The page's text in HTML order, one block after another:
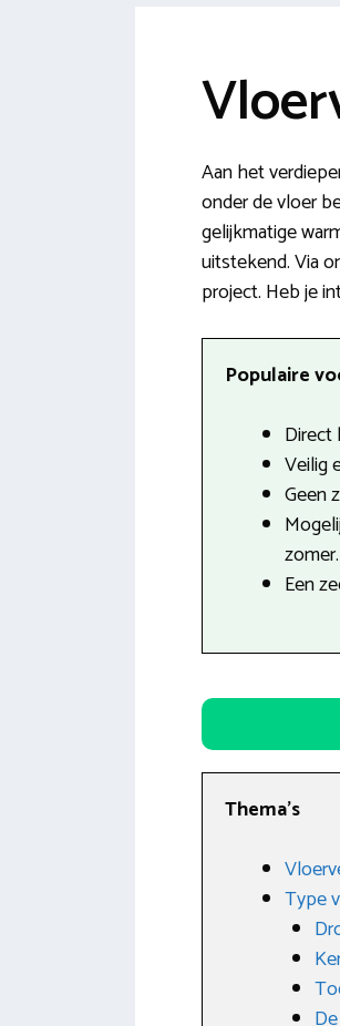
Aan het
onder de vloer
gelijkmatige
uitstekend. Via
project. Heb je
Populaire
Direct
Veilig
Geen
zomer.
Een
Thema’s
Type